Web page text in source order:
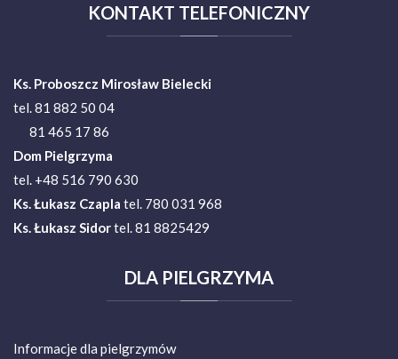
KONTAKT TELEFONICZNY
Ks. Proboszcz Mirosław Bielecki
tel. 81 882 50 04
81 465 17 86
Dom Pielgrzyma
tel. +48 516 790 630
Ks.Łukasz Czapla tel. 780 031 968
Ks. Łukasz Sidortel. 81 8825429
DLA PIELGRZYMA
Informacje dla pielgrzymów